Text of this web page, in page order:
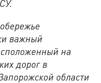
важный
на
дорог в
области